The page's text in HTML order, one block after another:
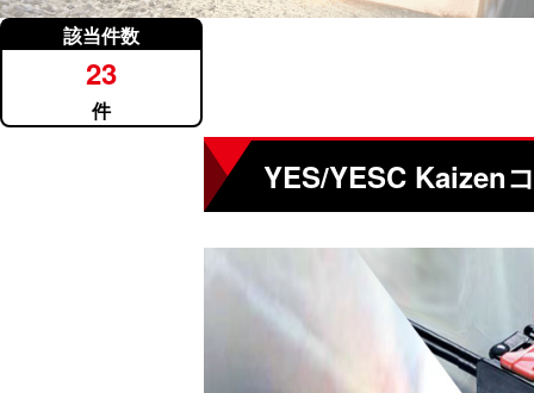
該当件数
23
件
YES/YESC Kaizen